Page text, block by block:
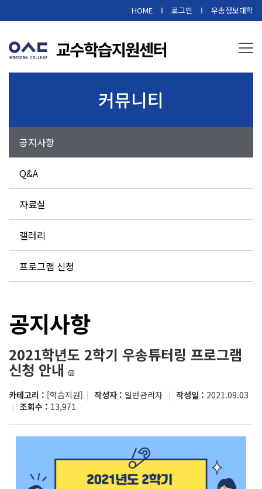
HOME 로그인 우송정보대학
커뮤니티
공지사항
Q&A
자료실
갤러리
프로그램 신청
공지사항
2021학년도 2학기 우송튜터링 프로그램
신청 안내
카테고리 : [학습지원] | 작성자 : 일반관리자 | 작성일 : 2021.09.03
| 조회수 : 13,971